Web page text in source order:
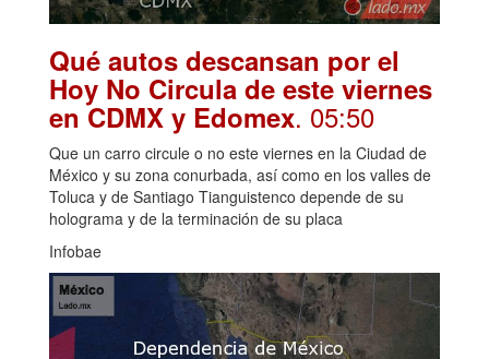
Qué autos descansan por el
Hoy No Circula de este viernes
en CDMX y Edomex. 05:50
Que un carro circule o no este viernes en la Ciudad de
México y su zona conurbada, así como en los valles de
Toluca y de Santiago Tianguistenco depende de su
holograma y de la terminación de su placa
Infobae